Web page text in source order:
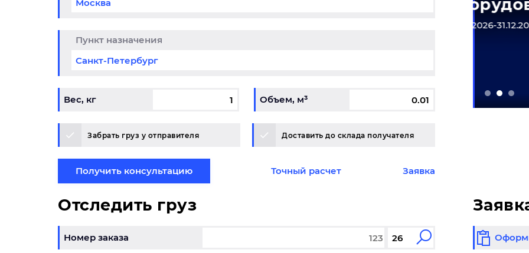
Пункт назначения
Вес, кг Объем, м³
Забрать груз у отправителя Доставить до склада получателя
Получить консультацию Точный расчет Заявка
в
Отследить груз
Номер заказа